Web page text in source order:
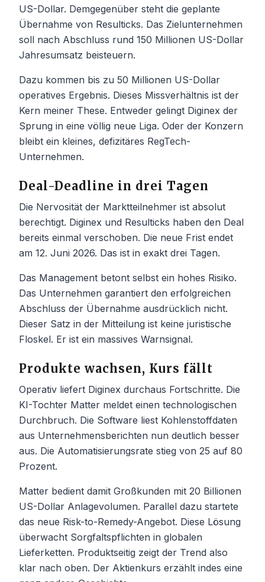
US-Dollar. Demgegenüber steht die geplante
Übernahme von Resulticks. Das Zielunternehmen
soll nach Abschluss rund 150 Millionen US-Dollar
Jahresumsatz beisteuern.
Dazu kommen bis zu 50 Millionen US-Dollar
operatives Ergebnis. Dieses Missverhältnis ist der
Kern meiner These. Entweder gelingt Diginex der
Sprung in eine völlig neue Liga. Oder der Konzern
bleibt ein kleines, defizitäres RegTech-
Unternehmen.
Deal-Deadline in drei Tagen
Die Nervosität der Marktteilnehmer ist absolut
berechtigt. Diginex und Resulticks haben den Deal
bereits einmal verschoben. Die neue Frist endet
am 12. Juni 2026. Das ist in exakt drei Tagen.
Das Management betont selbst ein hohes Risiko.
Das Unternehmen garantiert den erfolgreichen
Abschluss der Übernahme ausdrücklich nicht.
Dieser Satz in der Mitteilung ist keine juristische
Floskel. Er ist ein massives Warnsignal.
Produkte wachsen, Kurs fällt
Operativ liefert Diginex durchaus Fortschritte. Die
KI-Tochter Matter meldet einen technologischen
Durchbruch. Die Software liest Kohlenstoffdaten
aus Unternehmensberichten nun deutlich besser
aus. Die Automatisierungsrate stieg von 25 auf 80
Prozent.
Matter bedient damit Großkunden mit 20 Billionen
US-Dollar Anlagevolumen. Parallel dazu startete
das neue Risk-to-Remedy-Angebot. Diese Lösung
überwacht Sorgfaltspflichten in globalen
Lieferketten. Produktseitig zeigt der Trend also
klar nach oben. Der Aktienkurs erzählt indes eine